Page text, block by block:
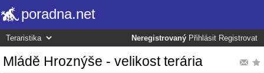
poradna.net
Neregistrovaný Přihlásit Registrovat
Mládě Hroznýše - velikost terária